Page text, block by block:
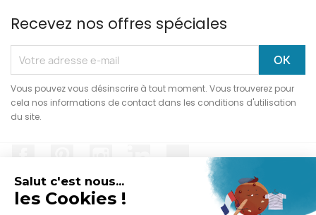
Recevez nos offres spéciales
Vous pouvez vous désinscrire à tout moment. Vous trouverez pour
cela nos informations de contact dans les conditions d'utilisation
du site.
Salut c'est nous...
les Cookies !